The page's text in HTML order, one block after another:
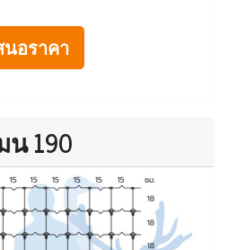
อราคา
190